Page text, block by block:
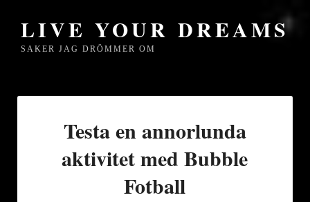
LIVE YOUR DREAMS
SAKER JAG DRÖMMER OM
Testa en annorlunda
aktivitet med Bubble
Fotball